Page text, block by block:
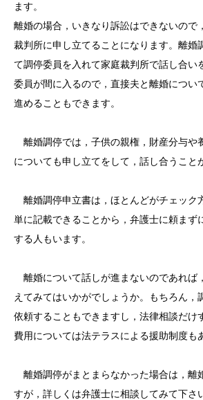
ます。
離婚の場合，いきなり訴訟はできないので
裁判所に申し立てることになります。離婚
て調停委員を入れて家庭裁判所で話し合い
委員が間に入るので，直接夫と離婚につい
進めることもできます。
離婚調停では，子供の親権，財産分与や
についても申し立てをして，話し合うこと
離婚調停申立書は，ほとんどがチェック
単に記載できることから，弁護士に頼まず
する人もいます。
離婚について話しが進まないのであれば
えてみてはいかがでしょうか。もちろん，
依頼することもできますし，法律相談だけ
費用については法テラスによる援助制度も
離婚調停がまとまらなかった場合は，離
すが，詳しくは弁護士に相談してみて下さ